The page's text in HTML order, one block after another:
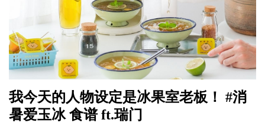
我今天的人物设定是冰果室老板！ #消
暑爱玉冰 食谱 ft.瑞门